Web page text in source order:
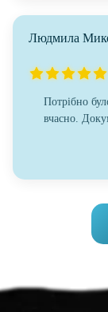
Людмила
Потрібно
вчасно.